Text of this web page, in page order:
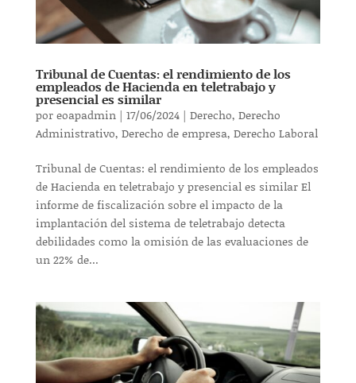
Tribunal de Cuentas: el rendimiento de los
empleados de Hacienda en teletrabajo y
presencial es similar
poreoapadmin| 17/06/2024| Derecho, Derecho
Administrativo, Derecho de empresa, Derecho Laboral
Tribunal de Cuentas: el rendimiento de los empleados
de Hacienda en teletrabajo y presencial es similar El
informe de fiscalización sobre el impacto de la
implantación del sistema de teletrabajo detecta
debilidades como la omisión de las evaluaciones de
un 22% de...